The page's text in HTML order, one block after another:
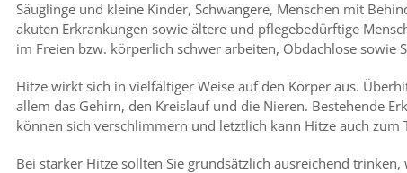
Säuglinge und kleine Kinder, Schwangere, Menschen mit
akuten Erkrankungen sowie ältere und pflegebedürftige
im Freien bzw. körperlich schwer arbeiten, Obdachlose sowie
Hitze wirkt sich in vielfältiger Weise auf den Körper aus.
allem das Gehirn, den Kreislauf und die Nieren. Bestehende
können sich verschlimmern und letztlich kann Hitze auch zum
Bei starker Hitze sollten Sie grundsätzlich ausreichend